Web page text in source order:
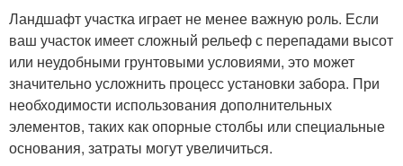
Ландшафт участка играет не менее важную роль. Если
ваш участок имеет сложный рельеф с перепадами высот
или неудобными грунтовыми условиями, это может
значительно усложнить процесс установки забора. При
необходимости использования дополнительных
элементов, таких как опорные столбы или специальные
основания, затраты могут увеличиться.